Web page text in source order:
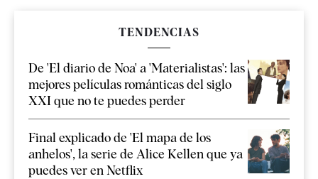
TENDENCIAS
De 'El diario de Noa' a 'Materialistas': las
mejores películas románticas del siglo
XXI que no te puedes perder
Final explicado de 'El mapa de los
anhelos', la serie de Alice Kellen que ya
puedes ver en Netflix